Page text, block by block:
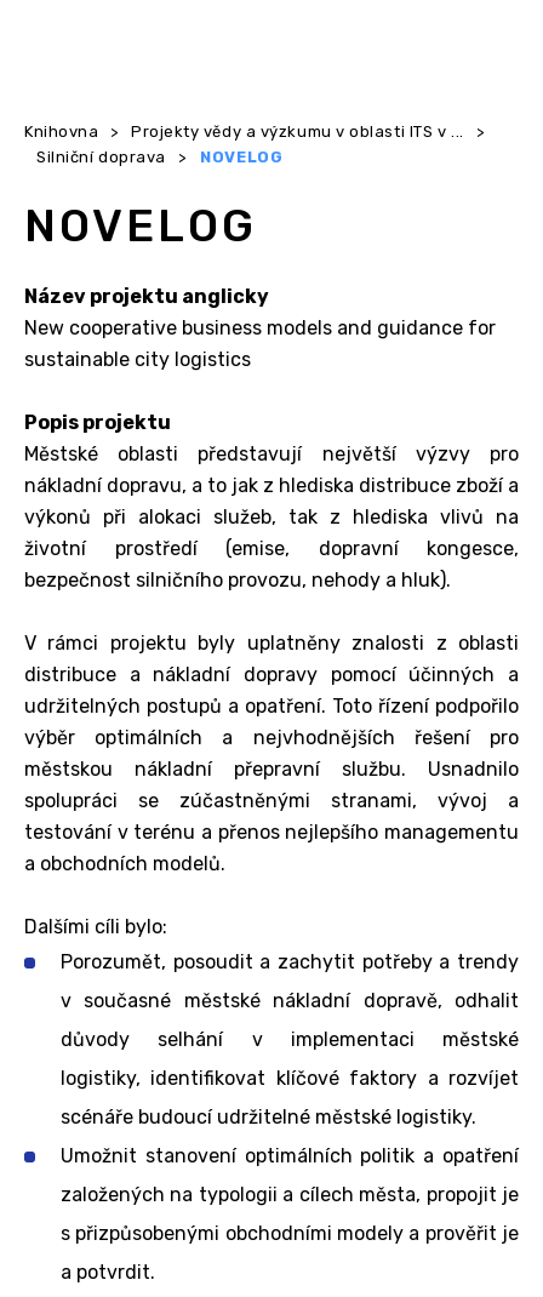
Knihovna > Projekty vědy a výzkumu v oblasti ITS v ...
>
Silniční doprava
> NOVELOG
NOVELOG
Název projektu anglicky
New cooperative business models and guidance for
sustainable city logistics
Popis projektu
Městské oblasti představují největší výzvy pro
nákladní dopravu, a to jak z hlediska distribuce zboží a
výkonů při alokaci služeb, tak z hlediska vlivů na
životní prostředí (emise, dopravní kongesce,
bezpečnost silničního provozu, nehody a hluk).
V rámci projektu byly uplatněny znalosti z oblasti
distribuce a nákladní dopravy pomocí účinných a
udržitelných postupů a opatření. Toto řízení podpořilo
výběr optimálních a nejvhodnějších řešení pro
městskou nákladní přepravní službu. Usnadnilo
spolupráci se zúčastněnými stranami, vývoj a
testování v terénu a přenos nejlepšího managementu
a obchodních modelů.
Dalšími cíli bylo:
Porozumět, posoudit a zachytit potřeby a trendy
v současné městské nákladní dopravě, odhalit
důvody selhání v implementaci městské
logistiky, identifikovat klíčové faktory a rozvíjet
scénáře budoucí udržitelné městské logistiky.
Umožnit stanovení optimálních politik a opatření
založených na typologii a cílech města, propojit je
s přizpůsobenými obchodními modely a prověřit je
a potvrdit.